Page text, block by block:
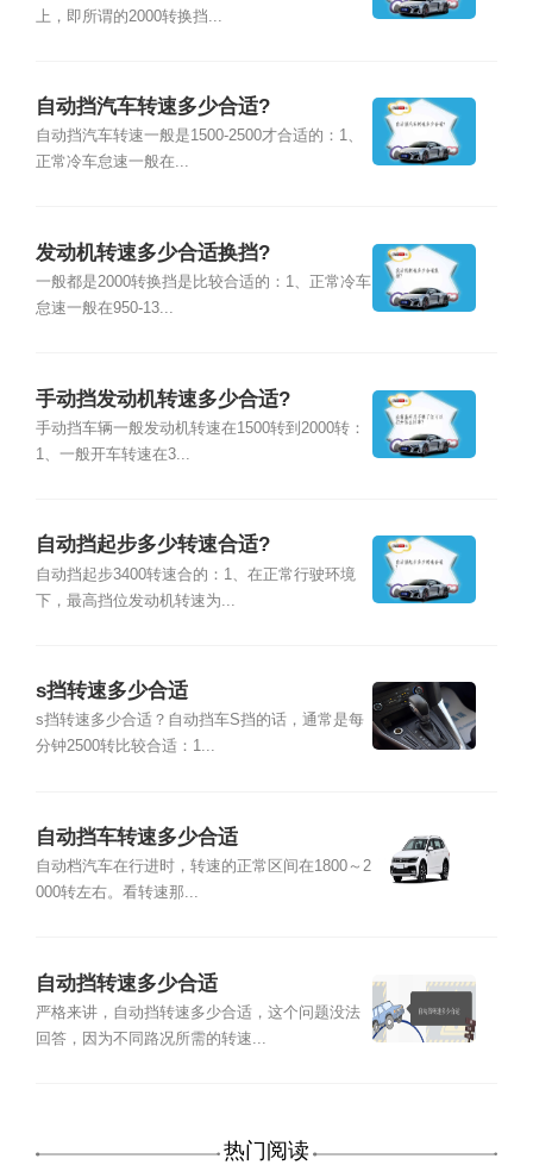
上，即所谓的2000转换挡...
自动挡汽车转速多少合适?
自动挡汽车转速一般是1500-2500才合适的：1、
正常冷车怠速一般在...
发动机转速多少合适换挡?
一般都是2000转换挡是比较合适的：1、正常冷车
怠速一般在950-13...
手动挡发动机转速多少合适?
手动挡车辆一般发动机转速在1500转到2000转：
1、一般开车转速在3...
自动挡起步多少转速合适?
自动挡起步3400转速合的：1、在正常行驶环境
下，最高挡位发动机转速为...
s挡转速多少合适
s挡转速多少合适？自动挡车S挡的话，通常是每
分钟2500转比较合适：1...
自动挡车转速多少合适
自动档汽车在行进时，转速的正常区间在1800～2
000转左右。看转速那...
自动挡转速多少合适
严格来讲，自动挡转速多少合适，这个问题没法
回答，因为不同路况所需的转速...
热门阅读